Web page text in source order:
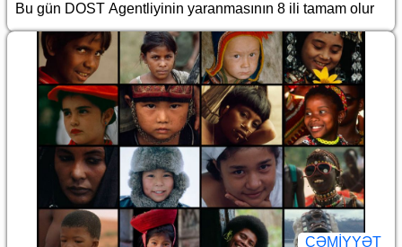
Bu gün DOST Agentliyinin yaranmasının 8 ili tamam olur
CƏMİYYƏT